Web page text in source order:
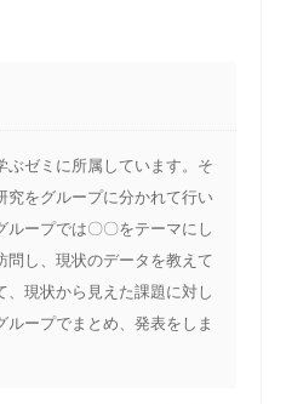
ぶゼミに所属しています。そ
究をグループに分かれて行い
ループでは〇〇をテーマにし
問し、現状のデータを教えて
、現状から見えた課題に対し
ープでまとめ、発表をしま